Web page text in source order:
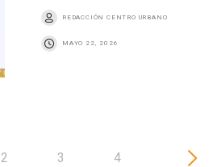
REDACCIÓN CENTRO URBANO
MAYO 22, 2026
2 3 4